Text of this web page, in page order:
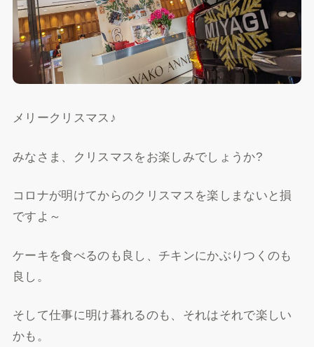
メリークリスマス♪
みなさま、クリスマスをお楽しみでしょうか?
コロナが明けてからのクリスマスを楽しまないと損
ですよ～
ケーキを食べるのも良し、チキンにかぶりつくのも
良し。
そして仕事に明け暮れるのも、それはそれで楽しい
かも。